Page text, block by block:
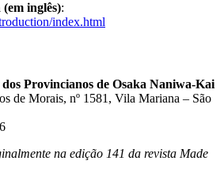
inglês):
index.html
dos Provincianos de Osaka Naniwa-Kai
de Morais, nº 1581, Vila Mariana – São
na edição 141 da revista Made